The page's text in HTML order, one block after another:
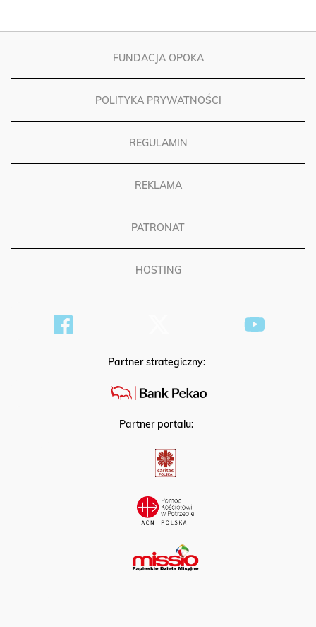
FUNDACJA OPOKA
POLITYKA PRYWATNOŚCI
REGULAMIN
REKLAMA
PATRONAT
HOSTING
Partner strategiczny:
Partner portalu: